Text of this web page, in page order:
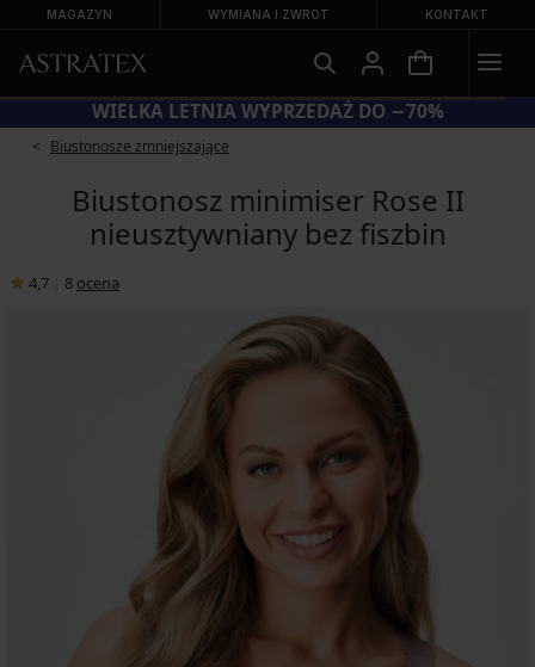
MAGAZYN WYMIANA I ZWROT KONTAKT
KOD BRA20 = BIUSTONOSZE −20%
Biustonosze zmniejszające
Biustonosz minimiser Rose II
nieusztywniany bez fiszbin
4,7 8 ocena